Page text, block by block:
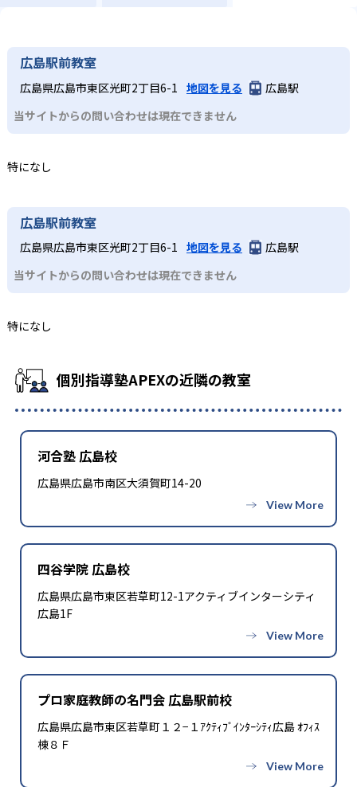
広島駅前教室
広島県広島市東区光町2丁目6-1 地図を見る
広島駅
当サイトからの問い合わせは現在できません
特になし
広島駅前教室
広島県広島市東区光町2丁目6-1 地図を見る
広島駅
当サイトからの問い合わせは現在できません
特になし
個別指導塾APEXの近隣の教室
河合塾 広島校
広島県広島市南区大須賀町14-20
四谷学院 広島校
広島県広島市東区若草町12-1アクティブインターシティ
広島1F
プロ家庭教師の名門会 広島駅前校
広島県広島市東区若草町１２−１ｱｸﾃｨﾌﾞｲﾝﾀｰｼﾃｨ広島 ｵﾌｨｽ
棟８Ｆ